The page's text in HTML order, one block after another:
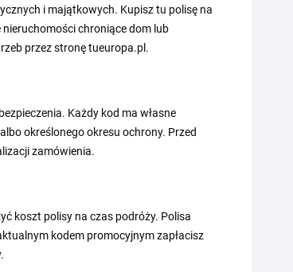
i majątkowych. Kupisz tu polisę na
chroniące dom lub
przez stronę tueuropa.pl.
Każdy kod ma własne
określonego okresu ochrony. Przed
zamówienia.
koszt polisy na czas podróży. Polisa
kodem promocyjnym zapłacisz